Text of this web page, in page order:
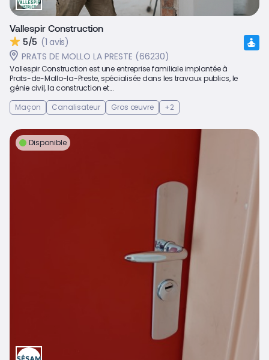
Vallespir Construction
5/5 (1 avis)
PRATS DE MOLLO LA PRESTE (66230)
Vallespir Construction est une entreprise familiale implantée à
Prats-de-Mollo-la-Preste, spécialisée dans les travaux publics, le
génie civil, la construction et...
Maçon
Canalisateur Gros œuvre +2
Disponible